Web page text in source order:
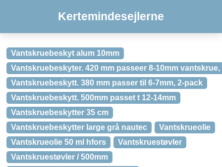
Kertemindesejlerne
Vantskruebeskyt alum 10mm
Vantskruebeskyter. 420 mm passeer 8-10mm vantskrue,
Vantskruebeskytt. 380 mm passer til 6-7mm, 2-pack
Vantskruebeskytt. 500mm passet t 12-14mm
Vantskruebeskytter 35 cm
Vantskruebeskytter large grå nautec
Vantskrueolie
Vantskrueolie 50 ml hfors
Vantskruestøvler
Vantskruestøvler / 500mm